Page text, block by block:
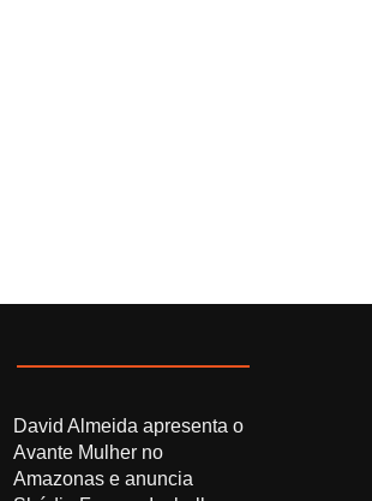
David Almeida apresenta o
Avante Mulher no
Amazonas e anuncia